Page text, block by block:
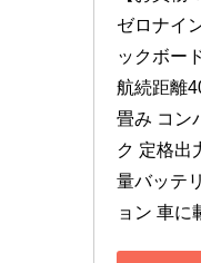
ゼロナイ
ックボー
航続距離
畳み コン
ク 定格出
量バッテ
ョン 車に